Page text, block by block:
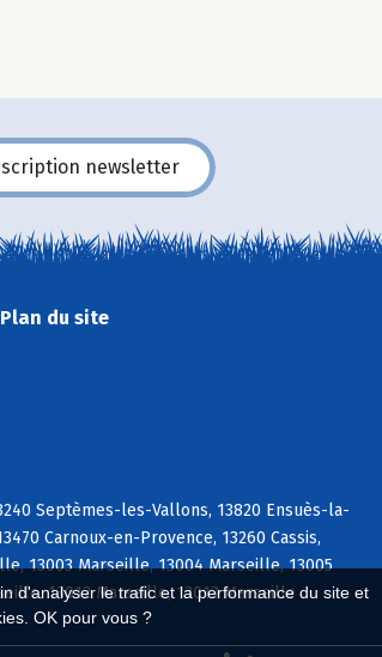
d'analyser le trafic et la performance du site et
OK pour vous ?
newsletter
Plan du site
Septèmes-les-Vallons, 13820 Ensuès-la-
Carnoux-en-Provence, 13260 Cassis,
13003 Marseille, 13004 Marseille, 13005
13012 Marseille, 13013 Marseille